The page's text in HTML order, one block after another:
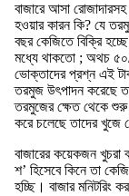
বাজারে আসা
হওয়ার কারন কি? যে
বছর কেজিতে বিক্রি
মধ্যে থাকতো ; অথচ ৫০/
ভোক্তাদের প্রশ্ন এই
তরমুজ উৎপাদন করেছে
তরমুজের ক্ষেত থেকে শুরু
করে চলেছে তাদের খুজে
বাজারের কয়েকজন খুচরা
শ’ হিসেবে কিনে তা
হচ্ছি। বাজার মনিটরিং